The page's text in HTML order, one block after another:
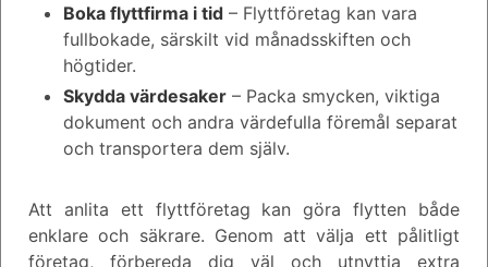
Boka flyttfirma i tid – Flyttföretag kan vara
fullbokade, särskilt vid månadsskiften och
högtider.
Skydda värdesaker – Packa smycken, viktiga
dokument och andra värdefulla föremål separat
och transportera dem själv.
Att anlita ett flyttföretag kan göra flytten både
enklare och säkrare. Genom att välja ett pålitligt
företag, förbereda dig väl och utnyttja extra